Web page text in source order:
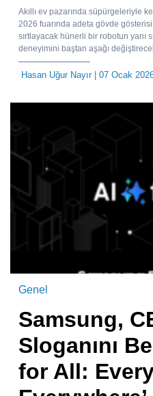
Akıllı ev pazarında süpürgeleriyle
2026 fuarında adeta gövde
sırtlayacak hünerli bir robotun yanı
deneyimini baştan aşağı
Hasan Uğur Nayır| 07 Ocak
Genel
Samsung,
Sloganını
for All: